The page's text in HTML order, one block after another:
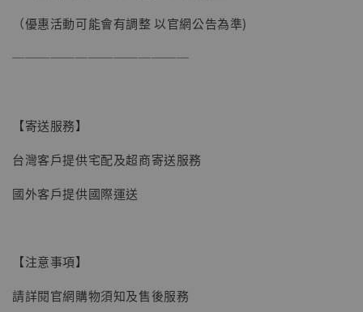
子彈飛 鵝城縣長 張麻子 [BK01]
（優惠活動可能會有調整 以官網公告為準)
──────────────
【寄送服務】
台灣客戶提供宅配及超商寄送服務
國外客戶提供國際運送
【注意事項】
請詳閱官網購物須知及售後服務